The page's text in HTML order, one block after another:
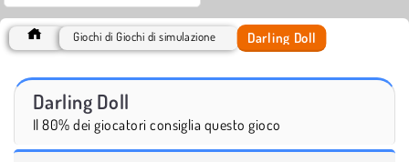
Giochi di Giochi di simulazione Darling Doll
Darling Doll
Il 80% dei giocatori consiglia questo gioco